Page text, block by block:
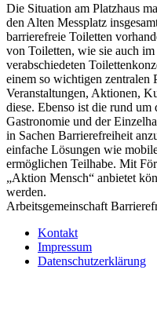
Die Situation am Platzhaus
den Alten Messplatz
barrierefreie Toiletten
von Toiletten, wie sie auch
verabschiedeten
einem so wichtigen
Veranstaltungen, Aktionen,
diese. Ebenso ist die rund
Gastronomie und der
in Sachen Barrierefreiheit
einfache Lösungen wie
ermöglichen Teilhabe. Mit
„Aktion Mensch“ anbietet
werden.
Arbeitsgemeinschaft
Kontakt
Impressum
Datenschutzerklärung